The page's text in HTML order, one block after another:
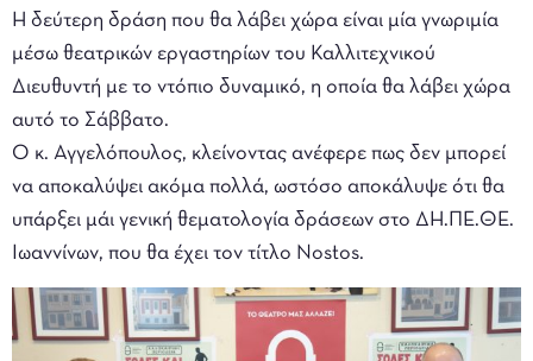
Η δεύτερη δράση που θα λάβει χώρα είναι μία γνωριμία
μέσω θεατρικών εργαστηρίων του Καλλιτεχνικού
Διευθυντή με το ντόπιο δυναμικό, η οποία θα λάβει χώρα
αυτό το Σάββατο.
Ο κ. Αγγελόπουλος, κλείνοντας ανέφερε πως δεν μπορεί
να αποκαλύψει ακόμα πολλά, ωστόσο αποκάλυψε ότι θα
υπάρξει μάι γενική θεματολογία δράσεων στο ΔΗ.ΠΕ.ΘΕ.
Ιωαννίνων, που θα έχει τον τίτλο Nostos.